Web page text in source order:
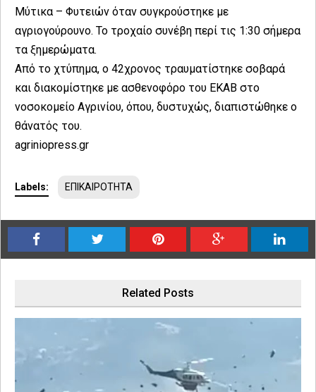
Μύτικα – Φυτειών όταν συγκρούστηκε με
αγριογούρουνο. Το τροχαίο συνέβη περί τις 1:30 σήμερα
τα ξημερώματα.
Από το χτύπημα, ο 42χρονος τραυματίστηκε σοβαρά
και διακομίστηκε με ασθενοφόρο του ΕΚΑΒ στο
νοσοκομείο Αγρινίου, όπου, δυστυχώς, διαπιστώθηκε ο
θάνατός του.
agriniopress.gr
Labels: ΕΠΙΚΑΙΡΟΤΗΤΑ
Related Posts